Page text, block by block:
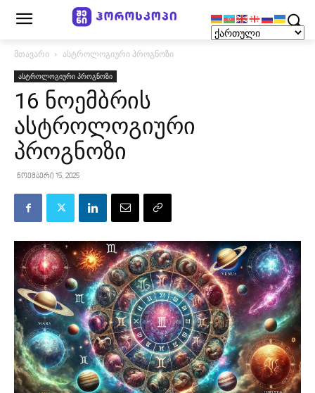
მთავარი ასტროლოგიური პროგნოზი
ასტროლოგიური პროგნოზი
16 ნოემბრის
ასტროლოგიური
პროგნოზი
ნოემბერი 15, 2025